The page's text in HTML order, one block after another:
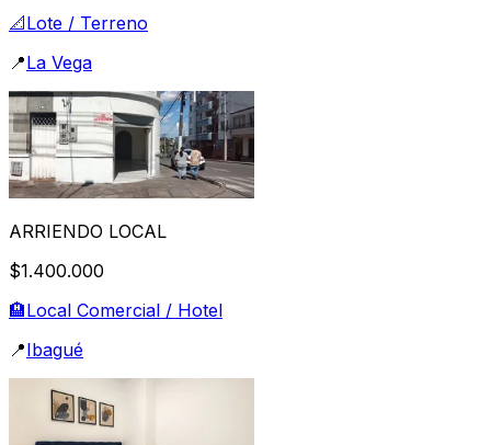
📐Lote / Terreno
📍La Vega
ARRIENDO LOCAL
$1.400.000
🏨Local Comercial / Hotel
📍Ibagué